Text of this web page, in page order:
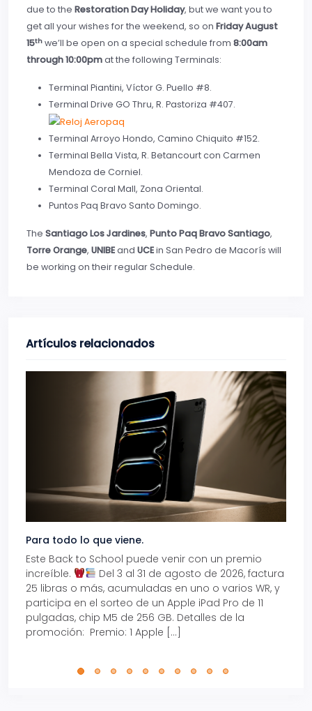
due to the Restoration Day Holiday, but we want you to
get all your wishes for the weekend, so on Friday August
15th we’ll be open on a special schedule from 8:00am
through 10:00pmat the following Terminals:
Terminal Piantini, Víctor G. Puello #8.
Terminal Drive GO Thru, R. Pastoriza #407.
Terminal Arroyo Hondo, Camino Chiquito #152.
Terminal Bella Vista, R. Betancourt con Carmen
Mendoza de Corniel.
Terminal Coral Mall, Zona Oriental.
Puntos Paq Bravo Santo Domingo.
The Santiago Los Jardines, Punto PaqBravo Santiago,
Torre Orange, UNIBEand UCEin San Pedro de Macorís will
be working on their regular Schedule.
Artículos relacionados
Para todo lo que viene.
Este Back to School puede venir con un premio
increíble.
Del 3 al 31 de agosto de 2026, factura
25 libras o más, acumuladas en uno o varios WR, y
participa en el sorteo de un Apple iPad Pro de 11
pulgadas, chip M5 de 256 GB. Detalles de la
promoción: Premio: 1 Apple […]